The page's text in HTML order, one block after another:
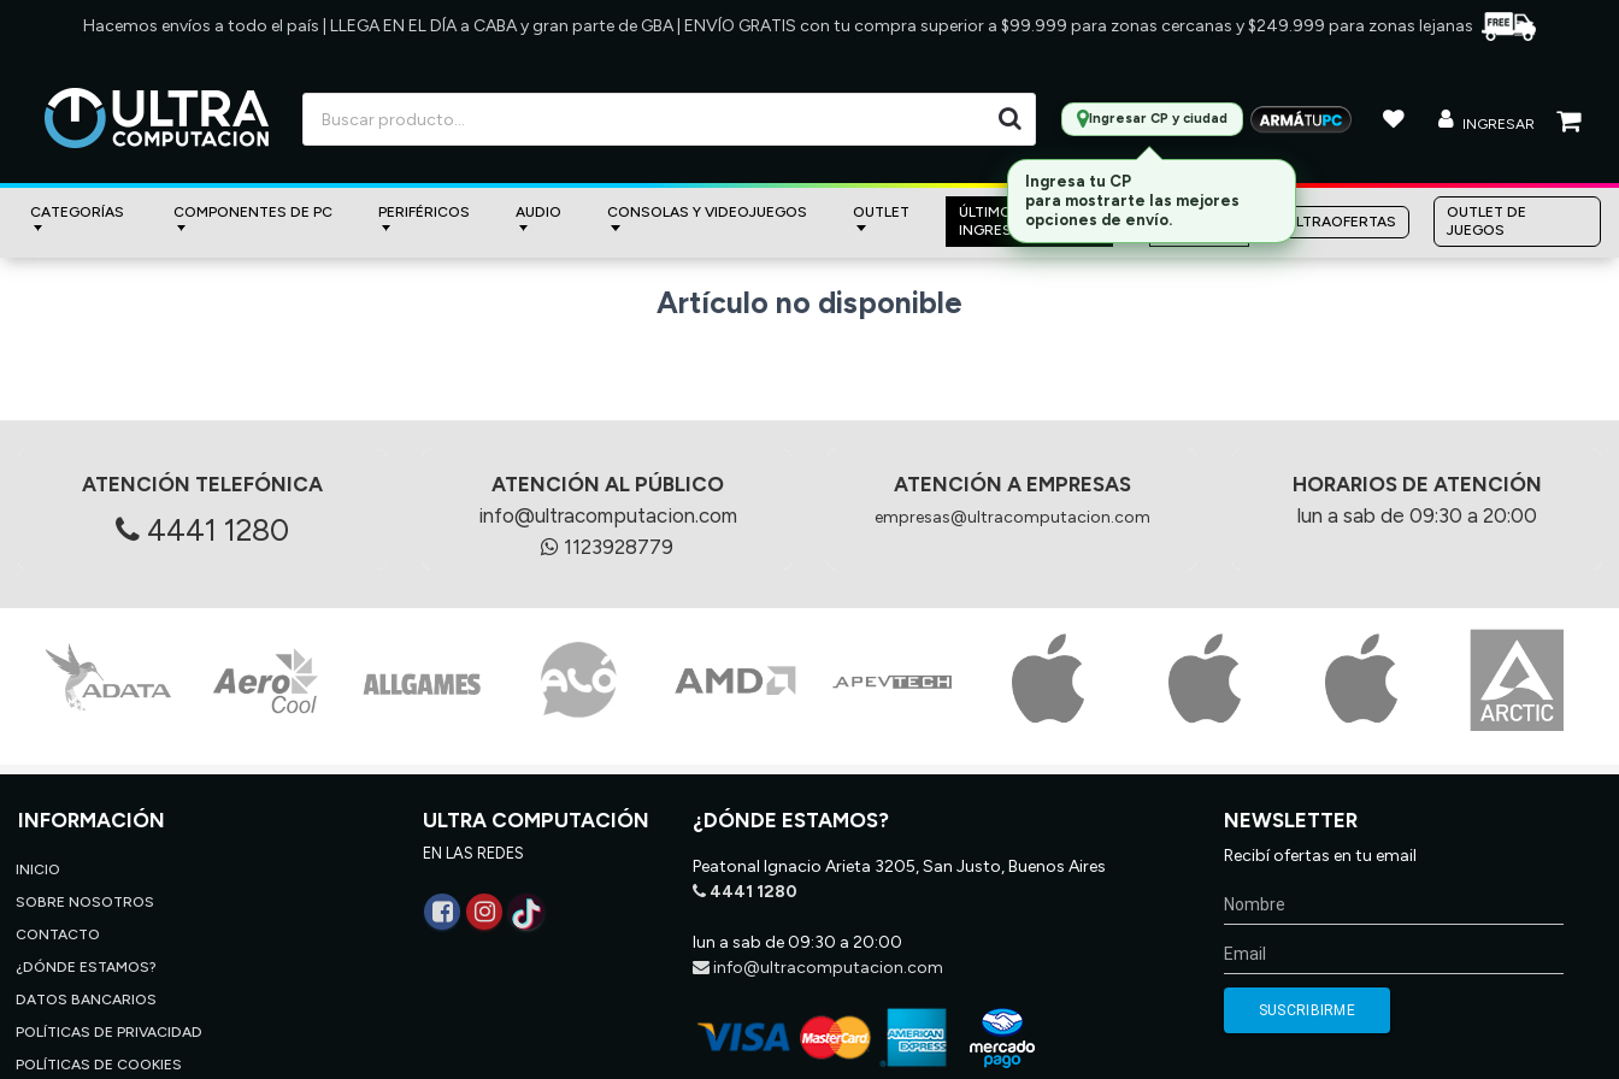
Hacemos envíos a todo el país | LLEGA EN EL DÍA a CABA y gran parte de GBA | ENVÍO GRATIS con tu compra superior a $99.999 para zonas cercanas y $249.999 para zonas lejanas
Ingresar CP y ciudad INGRESAR
CATEGORÍAS COMPONENTES DE PC PERIFÉRICOS AUDIO CONSOLAS Y VIDEOJUEGOS OUTLET
ÚLTIMOS
INGRESOS
MARCAS
ULTRAOFERTAS
OUTLET DE
JUEGOS
Artículo no disponible
ATENCIÓN TELEFÓNICA
4441 1280
ATENCIÓN AL PÚBLICO
info@ultracomputacion.com
1123928779
ATENCIÓN A EMPRESAS
empresas@ultracomputacion.com
HORARIOS DE ATENCIÓN
lun a sab de 09:30 a 20:00
INFORMACIÓN
INICIO
SOBRE NOSOTROS
CONTACTO
¿DÓNDE ESTAMOS?
DATOS BANCARIOS
POLÍTICAS DE PRIVACIDAD
POLÍTICAS DE COOKIES
ULTRA COMPUTACIÓN
EN LAS REDES
¿DÓNDE ESTAMOS?
Peatonal Ignacio Arieta 3205, San Justo, Buenos Aires
4441 1280
lun a sab de 09:30 a 20:00
info@ultracomputacion.com
NEWSLETTER
Recibí ofertas en tu email
Ingresa tu CP
para mostrarte las mejores
opciones de envío.